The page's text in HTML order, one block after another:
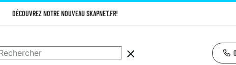
DÉCOUVREZ NOTRE NOUVEAU SKAPNET.FR!
clear